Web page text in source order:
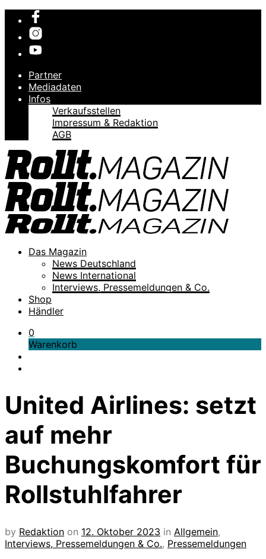
Partner
Mediadaten
Infos
Verkaufsstellen
Impressum & Redaktion
AGB
Das Magazin
News Deutschland
News International
Interviews, Pressemeldungen & Co.
Shop
Händler
0
Warenkorb
United Airlines: setzt
auf mehr
Buchungskomfort für
Rollstuhlfahrer
by Redaktion on 12. Oktober 2023 in Allgemein,
Interviews, Pressemeldungen & Co., Pressemeldungen